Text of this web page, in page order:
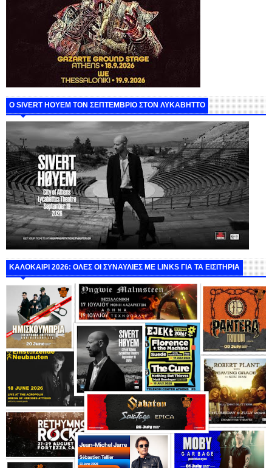
Ο SIVERT HOYEM ΤΟΝ ΣΕΠΤΕΜΒΡΙΟ ΣΤΟΝ ΛΥΚΑΒΗΤΤΟ
ΚΑΛΟΚΑΙΡΙ 2026: ΟΛΕΣ ΟΙ ΣΥΝΑΥΛΙΕΣ ΜΕ LINKS ΓΙΑ ΤΑ ΕΙΣΙΤΗΡΙΑ